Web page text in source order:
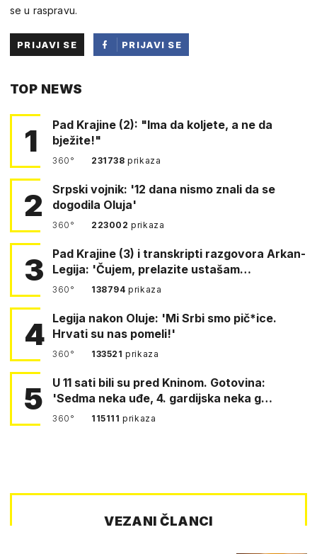
se u raspravu.
PRIJAVI SE
PRIJAVI SE
TOP NEWS
1
Pad Krajine (2): "Ima da koljete, a ne da
bježite!"
360° 231738prikaza
2
Srpski vojnik: '12 dana nismo znali da se
dogodila Oluja'
360° 223002prikaza
3
Pad Krajine (3) i transkripti razgovora Arkan-
Legija: 'Čujem, prelazite ustašam…
360° 138794prikaza
4 Legija nakon Oluje: 'Mi Srbi smo pič*ice.
Hrvati su nas pomeli!'
360° 133521prikaza
5
U 11 sati bili su pred Kninom. Gotovina:
'Sedma neka uđe, 4. gardijska neka g…
360° 115111prikaza
VEZANI ČLANCI